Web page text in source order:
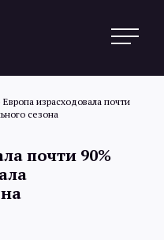
Европа израсходовала почти
сезона
почти 90%